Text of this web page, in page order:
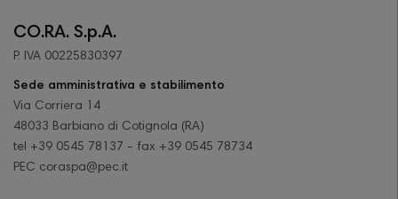
CO.RA. S.p.A.
P. IVA 00225830397
Sede amministrativa e stabilimento
Via Corriera 14
48033 Barbiano di Cotignola (RA)
tel +39 0545 78137 - fax +39 0545 78734
PEC coraspa@pec.it